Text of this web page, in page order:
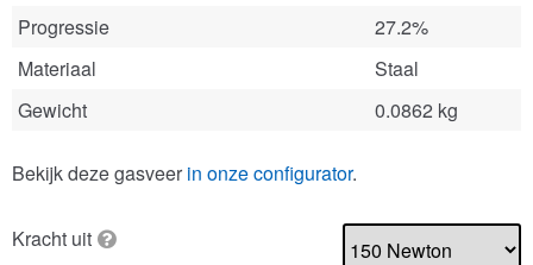
Progressie
27.2%
Materiaal
Staal
Gewicht
0.0862 kg
Bekijk deze gasveer in onze configurator.
Kracht uit